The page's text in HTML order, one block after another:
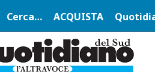
Cerca… ACQUISTA